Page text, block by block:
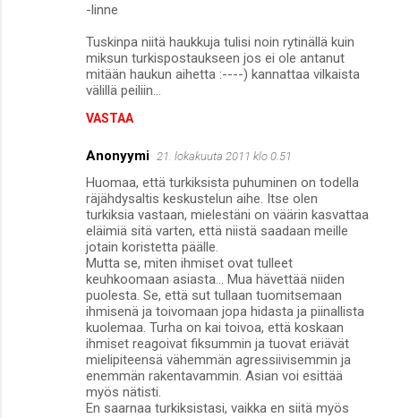
-linne
Tuskinpa niitä haukkuja tulisi noin rytinällä kuin
miksun turkispostaukseen jos ei ole antanut
mitään haukun aihetta :----) kannattaa vilkaista
välillä peiliin...
VASTAA
Anonyymi 21. lokakuuta 2011 klo 0.51
Huomaa, että turkiksista puhuminen on todella
räjähdysaltis keskustelun aihe. Itse olen
turkiksia vastaan, mielestäni on väärin kasvattaa
eläimiä sitä varten, että niistä saadaan meille
jotain koristetta päälle.
Mutta se, miten ihmiset ovat tulleet
keuhkoomaan asiasta... Mua hävettää niiden
puolesta. Se, että sut tullaan tuomitsemaan
ihmisenä ja toivomaan jopa hidasta ja piinallista
kuolemaa. Turha on kai toivoa, että koskaan
ihmiset reagoivat fiksummin ja tuovat eriävät
mielipiteensä vähemmän agressiivisemmin ja
enemmän rakentavammin. Asian voi esittää
myös nätisti.
En saarnaa turkiksistasi, vaikka en siitä myös